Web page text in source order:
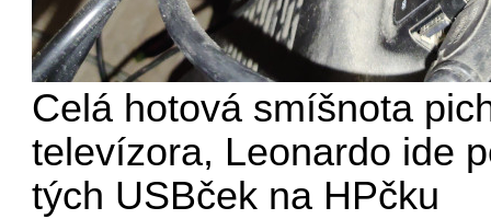
Celá hotová smíšnota
televízora, Leonardo ide
tých USBček na HPčku